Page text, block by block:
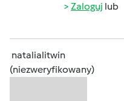
Zaloguj lub
natalialitwin
(niezweryfikowany)